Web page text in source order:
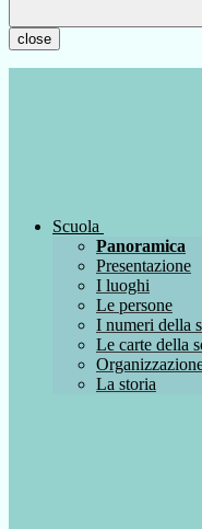
close
Scuola
Panoramica
Presentazione
I luoghi
Le persone
I numeri della
Le carte della
La storia